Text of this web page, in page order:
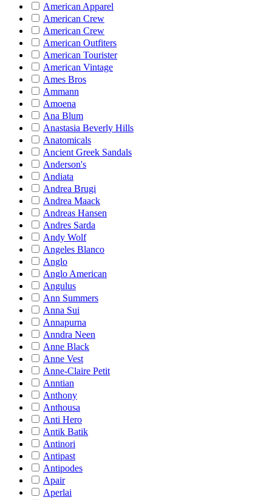
American Apparel
American Crew
American Crew
American Outfiters
American Tourister
American Vintage
Ames Bros
Ammann
Amoena
Ana Blum
Anastasia Beverly Hills
Anatomicals
Ancient Greek Sandals
Anderson's
Andiata
Andrea Brugi
Andrea Maack
Andreas Hansen
Andres Sarda
Andy Wolf
Angeles Blanco
Anglo
Anglo American
Angulus
Ann Summers
Anna Sui
Annapurna
Anndra Neen
Anne Black
Anne Vest
Anne-Claire Petit
Anntian
Anthony
Anthousa
Anti Hero
Antik Batik
Antinori
Antipast
Antipodes
Apair
Aperlai